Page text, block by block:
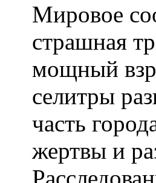
Мировое
страшная
мощный
селитры
часть
жертвы и